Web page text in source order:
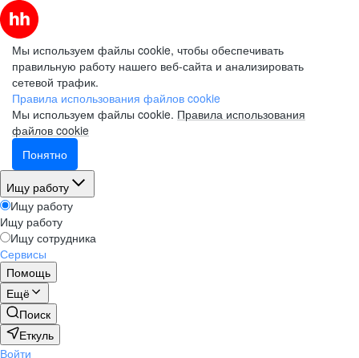
Мы используем файлы cookie, чтобы обеспечивать
правильную работу нашего веб-сайта и анализировать
сетевой трафик.
Правила использования файлов cookie
Мы используем файлы cookie. Правила использования
файлов cookie
Понятно
Ищу работу
Ищу работу
Ищу работу
Ищу сотрудника
Сервисы
Помощь
Ещё
Поиск
Еткуль
Войти